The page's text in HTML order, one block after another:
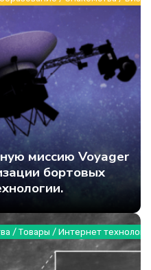
миссию Voyager
бортовых
/ Товары / Интернет